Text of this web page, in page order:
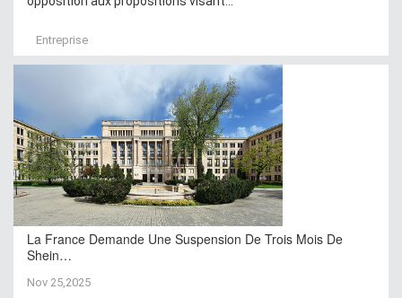
Entreprise
La France Demande Une Suspension De Trois Mois De
Shein…
Nov 25,2025